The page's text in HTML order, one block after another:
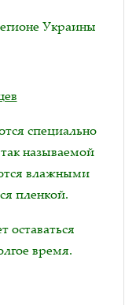
Украины
специально
называемой
влажными
пленкой.
оставаться
время.